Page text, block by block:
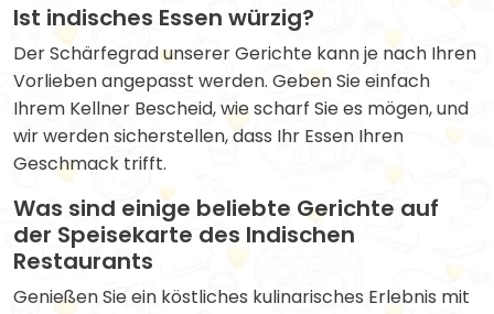
Ist indisches Essen würzig?
Der Schärfegrad unserer Gerichte kann je nach Ihren
Vorlieben angepasst werden. Geben Sie einfach
Ihrem Kellner Bescheid, wie scharf Sie es mögen, und
wir werden sicherstellen, dass Ihr Essen Ihren
Geschmack trifft.
Was sind einige beliebte Gerichte auf
der Speisekarte des Indischen
Restaurants
Genießen Sie ein köstliches kulinarisches Erlebnis mit